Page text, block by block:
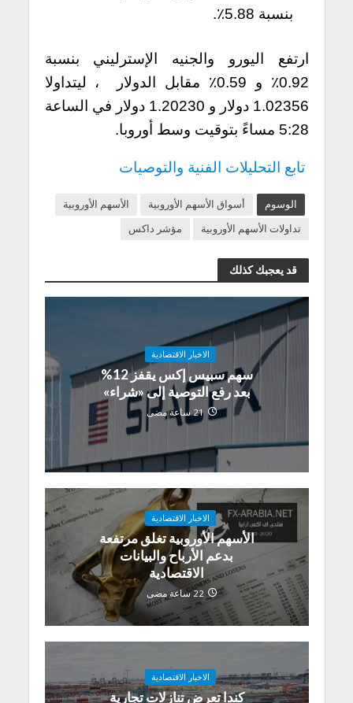
بنسبة 5.88٪.
ارتفع اليورو والجنيه الإسترليني بنسبة
0.92٪ و 0.59٪ مقابل الدولار ، ليتداولا
1.02356 دولار و 1.20230 دولار في الساعة
5:28 مساءً بتوقيت وسط أوروبا.
تابع التحليلات الفنية والتوصيات
الوسوم أسواق الأسهم الأوروبية
الأسهم الأوروبية
تداولات الأسهم الأوروبية
مؤشر داكس
قد يعجبك كذلك
الاخبار الاقتصادية
سهم سبيس إكس يقفز 12%
بعد رفع التوصية إلى «شراء»
21 ساعة مضى
الاخبار الاقتصادية
الأسهم الأوروبية تغلق مرتفعة
بدعم الأرباح والبيانات
الاقتصادية
22 ساعة مضى
الاخبار الاقتصادية
كندا تعرض تنازلات تجارية